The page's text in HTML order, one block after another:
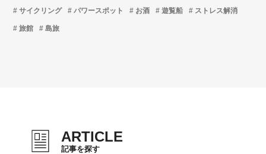
サイクリング パワースポット お酒 遊覧船 ストレス解消
旅館 島旅
ARTICLE
記事を探す